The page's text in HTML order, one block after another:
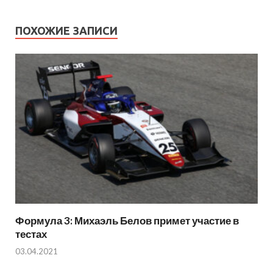
ПОХОЖИЕ ЗАПИСИ
Формула 3: Михаэль Белов примет участие в
тестах
03.04.2021